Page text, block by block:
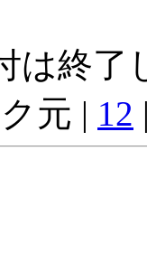
は終了
元 | 12